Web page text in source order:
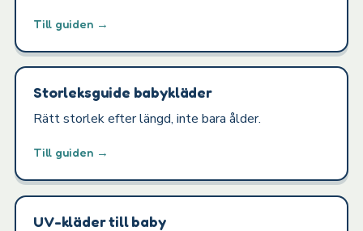
Till guiden →
Storleksguide babykläder
Rätt storlek efter längd, inte bara ålder.
Till guiden →
UV-kläder till baby